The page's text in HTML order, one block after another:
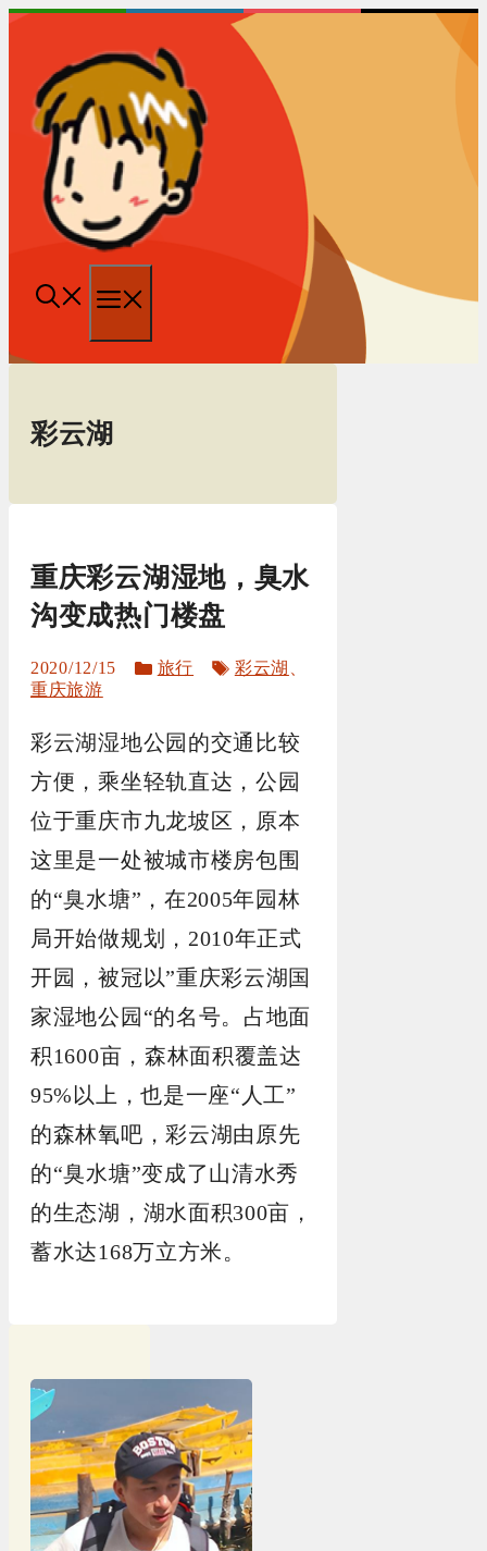
跳
单
彩云湖
重庆彩云湖湿地，臭水
沟变成热门楼盘
2020/12/15
分
旅行
标
彩云湖
重庆旅游
彩云湖湿地公园的交通比较
方便，乘坐轻轨直达，公园
位于重庆市九龙坡区，原本
这里是一处被城市楼房包围
的“臭水塘”，在2005年园林
局开始做规划，2010年正式
开园，被冠以”重庆彩云湖国
家湿地公园“的名号。占地面
积1600亩，森林面积覆盖达
95%以上，也是一座“人工”
的森林氧吧，彩云湖由原先
的“臭水塘”变成了山清水秀
的生态湖，湖水面积300亩，
蓄水达168万立方米。